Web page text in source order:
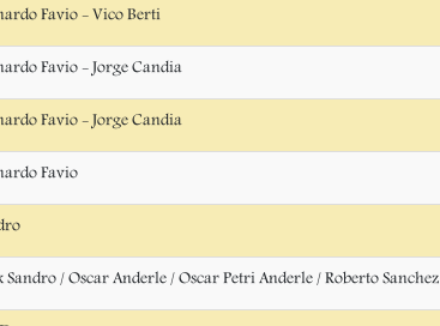
Favio - Vico Berti
Favio - Jorge Candia
Favio - Jorge Candia
Favio
Sandro / Oscar Anderle / Oscar Petri Anderle / Roberto Sanchez